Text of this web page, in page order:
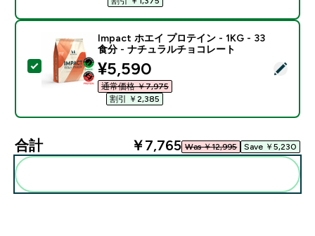
この商品を選択 - Impact ホエイ プロテイン - 1KG -
Impact ホエイ プロテイン - 1KG - 33
食分 - ナチュラルチョコレート
discounted price
¥5,590‎
通常価格 ￥7,975‎
割引 ￥2,385‎
合計 ￥7,765‎ Was ￥12,995‎ Save ￥5,230‎